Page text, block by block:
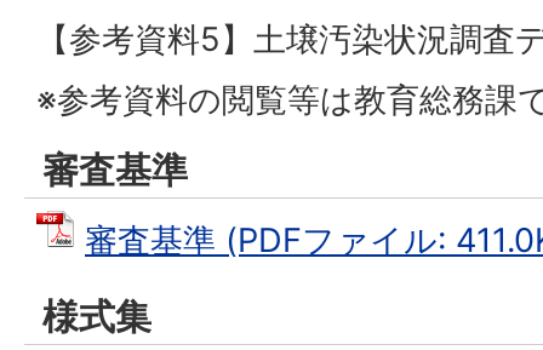
【参考資料5】土壌汚染状況調査
※参考資料の閲覧等は教育総務課
審査基準
審査基準 (PDFファイル:
様式集